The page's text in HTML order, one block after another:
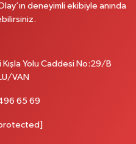
deneyimli ekibiyle anında
Yolu Caddesi No:29/B
VAN
65 69